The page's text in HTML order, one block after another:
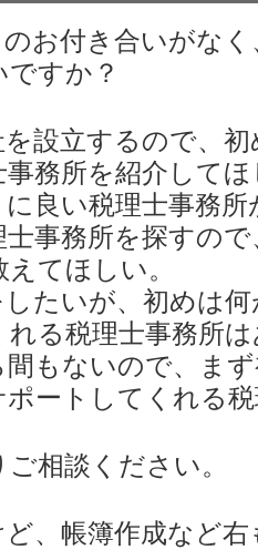
お付き合いがな
すか？
を設立するので、
務所を紹介して
に良い税理士事務
士事務所を探すの
てほしい。
したいが、初めは
る税理士事務所
間もないので、ま
ートしてくれる
相談ください。
ど、帳簿作成など